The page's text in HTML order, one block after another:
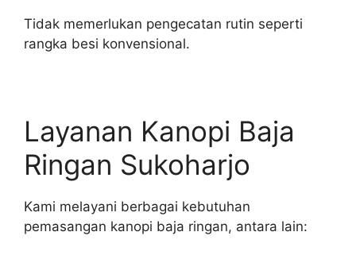
Tidak memerlukan pengecatan rutin seperti
rangka besi konvensional.
Layanan Kanopi Baja
Ringan Sukoharjo
Kami melayani berbagai kebutuhan
pemasangan kanopi baja ringan, antara lain: